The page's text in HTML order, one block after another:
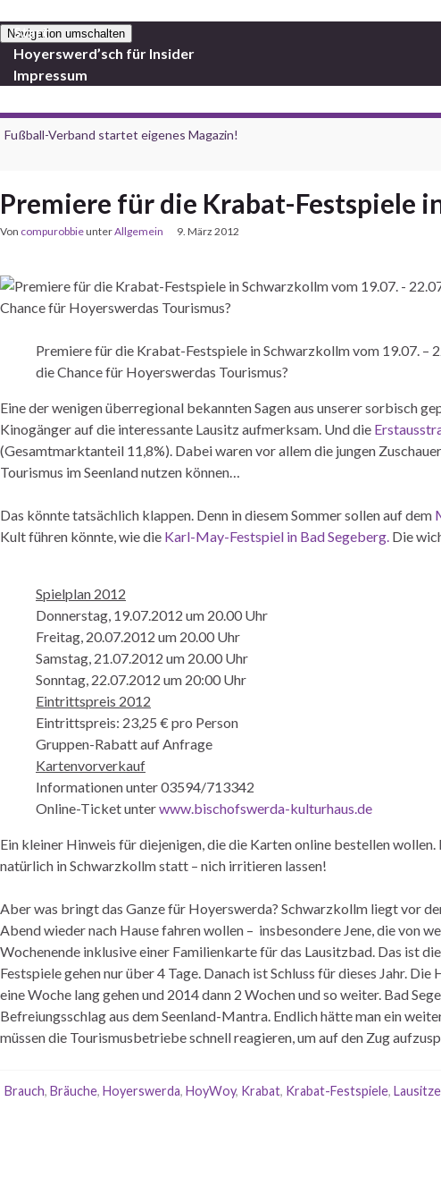
Navigation umschalten
Start
Hoyerswerd’sch für Insider
Impressum
Fußball-Verband startet eigenes Magazin!
Premiere für die Krabat-Festspiele
Von compurobbieunterAllgemein 9. März 2012
Premiere für die Krabat-Festspiele in Schwarzkollm vom 19.07. –
die Chance für Hoyerswerdas Tourismus?
Eine der wenigen überregional bekannten Sagen aus unserer sorbisch
Kinogänger auf die interessante Lausitz aufmerksam. Und die
(Gesamtmarktanteil 11,8%). Dabei waren vor allem die jungen
Tourismus im Seenland nutzen können…
Das könnte tatsächlich klappen. Denn in diesem Sommer sollen auf dem
Kult führen könnte, wie die Karl-May-Festspiel in Bad Segeberg. Die
Spielplan 2012
Donnerstag, 19.07.2012 um 20.00 Uhr
Freitag, 20.07.2012 um 20.00 Uhr
Samstag, 21.07.2012 um 20.00 Uhr
Sonntag, 22.07.2012 um 20:00 Uhr
Eintrittspreis 2012
Eintrittspreis: 23,25 € pro Person
Gruppen-Rabatt auf Anfrage
Kartenvorverkauf
Informationen unter 03594/713342
Online-Ticket unterwww.bischofswerda-kulturhaus.de
Ein kleiner Hinweis für diejenigen, die die Karten online bestellen
natürlich in Schwarzkollm statt – nich irritieren lassen!
Aber was bringt das Ganze für Hoyerswerda? Schwarzkollm liegt vor
Abend wieder nach Hause fahren wollen – insbesondere Jene, die von
Wochenende inklusive einer Familienkarte für das Lausitzbad. Das ist
Festspiele gehen nur über 4 Tage. Danach ist Schluss für dieses Jahr.
eine Woche lang gehen und 2014 dann 2 Wochen und so weiter. Bad
Befreiungsschlag aus dem Seenland-Mantra. Endlich hätte man ein
müssen die Tourismusbetriebe schnell reagieren, um auf den Zug
Brauch, Bräuche, Hoyerswerda, HoyWoy, Krabat, Krabat-Festspiele,